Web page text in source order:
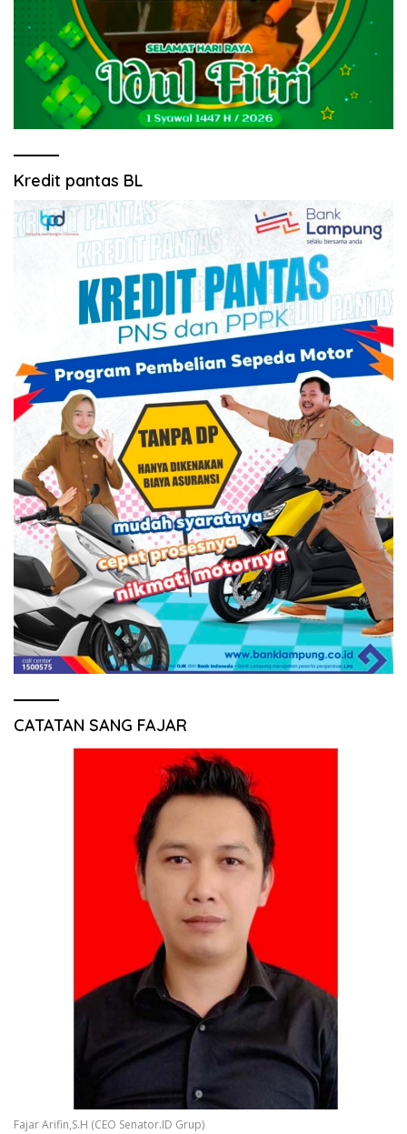
Kredit pantas BL
CATATAN SANG FAJAR
Fajar Arifin,S.H (CEO Senator.ID Grup)